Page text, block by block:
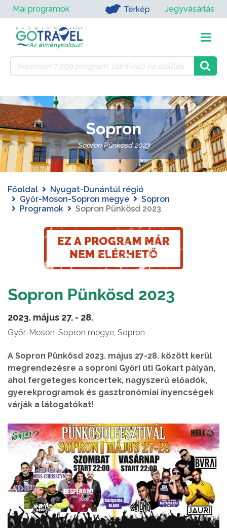
Mai programok Térkép Jegyvásárlás
Sopron
Sopron Pünkösd 2023
Főoldal
Nyugat-Dunántúl régió
Győr-Moson-Sopron megye
Sopron
Programok
Sopron Pünkösd 2023
Sopron Pünkösd 2023
2023. május 27. - 28.
Győr-Moson-Sopron megye, Sopron
A Sopron Pünkösd 2023. május 27-28. között kerül
megrendezésre a soproni Győri úti Gokart pályán,
ahol fergeteges koncertek, nagyszerű előadók,
gyerekprogramok és gasztronómiai ínyencségek
várják a látogatókat!